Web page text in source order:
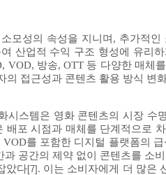
모성의 속성을 지니며, 추가적
산업적 수익 구조 형성에 유리
VOD, 방송, OTT 등 다양한 매체
의 접근성과 콘텐츠 활용 방식
시스템은 영화 콘텐츠의 시장
배포 시점과 매체를 단계적으로
를 포함한 디지털 플랫폼의
공간의 제약 없이 콘텐츠를 소
았다[7] . 이는 소비자에게 더 많은